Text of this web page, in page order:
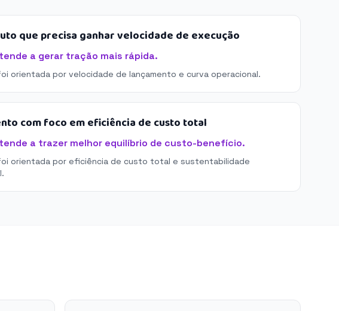
que precisa ganhar velocidade de execução
a gerar tração mais rápida.
orientada por velocidade de lançamento e curva operacional.
com foco em eficiência de custo total
a trazer melhor equilíbrio de custo-benefício.
orientada por eficiência de custo total e sustentabilidade